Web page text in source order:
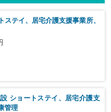
テイ、居宅介護支援事業所、
ショートステイ、居宅介護支
管理